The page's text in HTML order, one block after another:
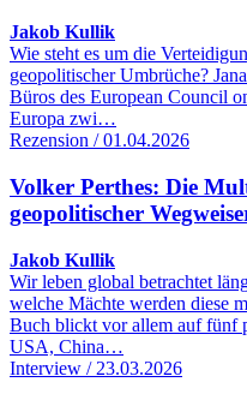
Jakob Kullik
Wie steht es um die
geopolitischer Umbrüche?
Büros des European Council
Europa zwi…
Rezension / 01.04.2026
Volker Perthes: Die
geopolitischer
Jakob Kullik
Wir leben global betrachtet
welche Mächte werden diese
Buch blickt vor allem auf fünf
USA, China…
Interview / 23.03.2026